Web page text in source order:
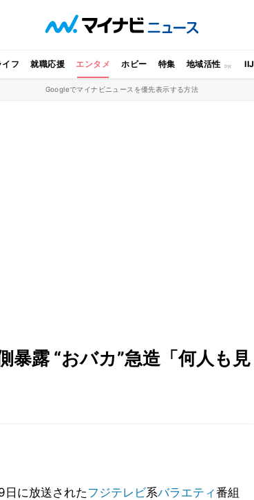
イフ 就職応援 エンタメ ホビー 特集 地域活性 IIJ
Googleでマイナビニュースを優先表示する方法
暴露 “おバカ”急造「何人も見
日に放送されたフジテレビ系バラエティ番組